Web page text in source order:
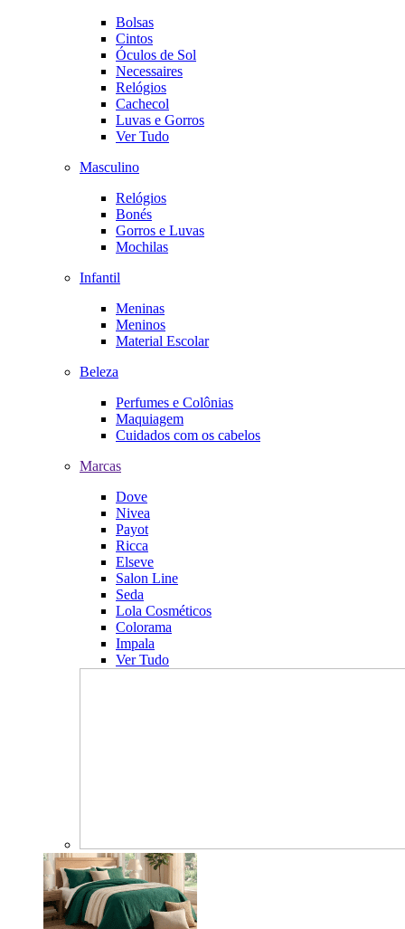
Bolsas
Cintos
Óculos de Sol
Necessaires
Relógios
Cachecol
Luvas e Gorros
Ver Tudo
Masculino
Relógios
Bonés
Gorros e Luvas
Mochilas
Infantil
Meninas
Meninos
Material Escolar
Beleza
Perfumes e Colônias
Maquiagem
Cuidados com os cabelos
Marcas
Dove
Nivea
Payot
Ricca
Elseve
Salon Line
Seda
Lola Cosméticos
Colorama
Impala
Ver Tudo